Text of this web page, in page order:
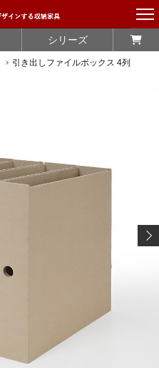
シリーズ
引き出しファイルボックス 4列